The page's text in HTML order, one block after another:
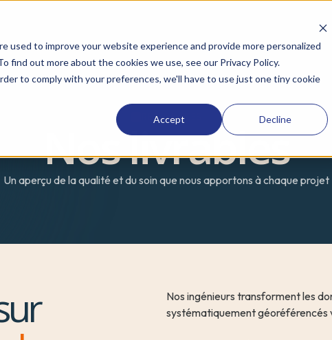
used to improve your website experience and provide more personalized
find out more about the cookies we use, see our Privacy Policy.
to comply with your preferences, we'll have to use just one tiny cookie
Accept Decline
RESSOURCES
Nos livrables
Un aperçu de la qualité et du soin que nous apportons à chaque projet
Nos ingénieurs transforment les
systématiquement géoréférencés